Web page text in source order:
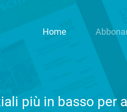
Home
più in basso per